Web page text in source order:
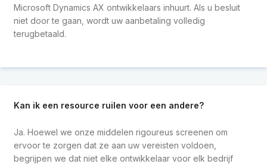
Microsoft Dynamics AX ontwikkelaars inhuurt. Als u besluit
niet door te gaan, wordt uw aanbetaling volledig
terugbetaald.
Kan ik een resource ruilen voor een andere?
Ja. Hoewel we onze middelen rigoureus screenen om
ervoor te zorgen dat ze aan uw vereisten voldoen,
begrijpen we dat niet elke ontwikkelaar voor elk bedrijf